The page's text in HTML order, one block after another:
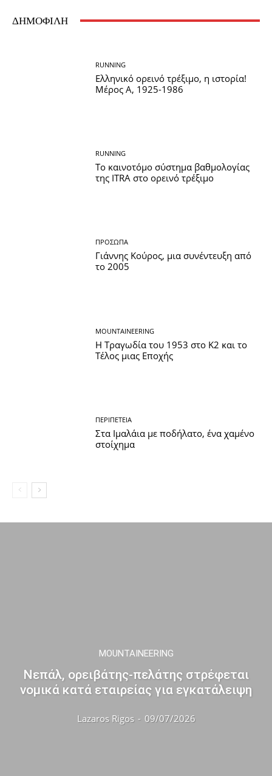
ΔΗΜΟΦΙΛΗ
RUNNING
Ελληνικό ορεινό τρέξιμο, η ιστορία!
Μέρος Α, 1925-1986
RUNNING
Το καινοτόμο σύστημα βαθμολογίας
της ITRA στο ορεινό τρέξιμο
ΠΡΌΣΩΠΑ
Γιάννης Κούρος, μια συνέντευξη από
το 2005
MOUNTAINEERING
Η Τραγωδία του 1953 στο Κ2 και το
Τέλος μιας Εποχής
ΠΕΡΙΠΈΤΕΙΑ
Στα Ιμαλάια με ποδήλατο, ένα χαμένο
στοίχημα
MOUNTAINEERING
Νεπάλ, ορειβάτης-πελάτης στρέφεται
νομικά κατά εταιρείας για εγκατάλειψη
Lazaros Rigos - 09/07/2026